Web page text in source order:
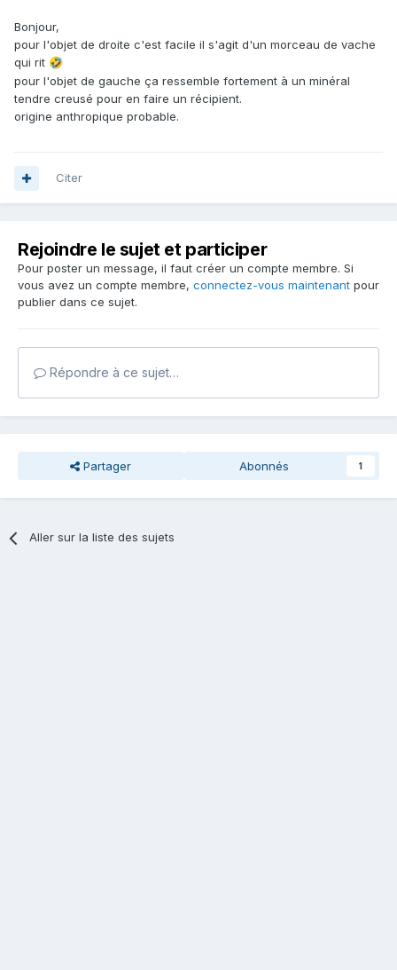
Bonjour,
pour l'objet de droite c'est facile il s'agit d'un morceau de vache
qui rit 🤣
pour l'objet de gauche ça ressemble fortement à un minéral
tendre creusé pour en faire un récipient.
origine anthropique probable.
Citer
Rejoindre le sujet et participer
Pour poster un message, il faut créer un compte membre. Si
vous avez un compte membre, connectez-vous maintenant pour
publier dans ce sujet.
Répondre à ce sujet…
Partager Abonnés 1
Aller sur la liste des sujets